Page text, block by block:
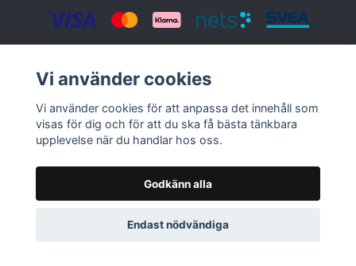
Vi använder cookies
Vi använder cookies för att anpassa det innehåll som
visas för dig och för att du ska få bästa tänkbara
upplevelse när du handlar hos oss.
Godkänn alla
Endast nödvändiga